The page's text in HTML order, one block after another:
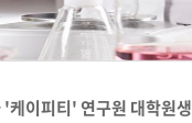
'케이피티' 연구원 대학원